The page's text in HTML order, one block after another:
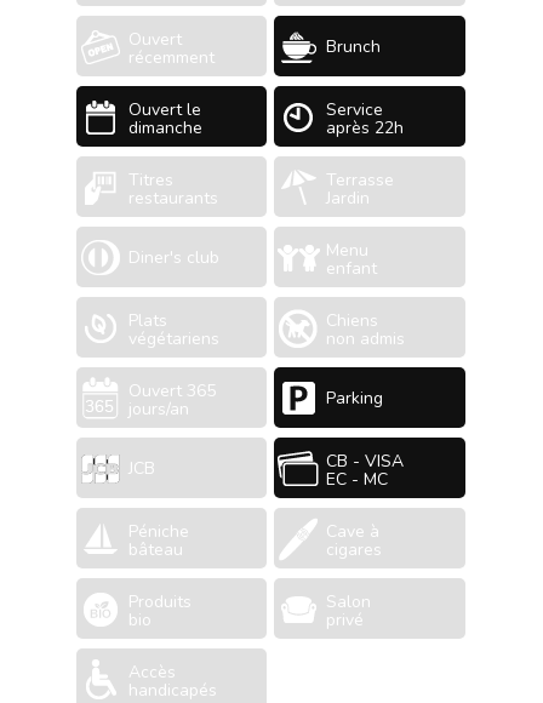
Ouvert
récemment Brunch
Ouvert le
dimanche
Service
après 22h
Titres
restaurants
Terrasse
Jardin
Diner's club Menu
enfant
Plats
végétariens
Chiens
non admis
Ouvert 365
jours/an Parking
JCB CB - VISA
EC - MC
Péniche
bâteau
Cave à
cigares
Produits
bio
Salon
privé
Accès
handicapés